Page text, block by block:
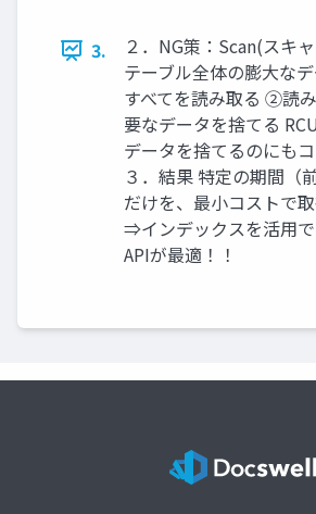
3.
２．NG策：Scan(スキ
テーブル全体の膨大な
すべてを読み取る ②読
要なデータを捨てる
データを捨てるのにも
３．結果 特定の期間（
だけを、最小コストで
⇒インデックスを活用
APIが最適！！